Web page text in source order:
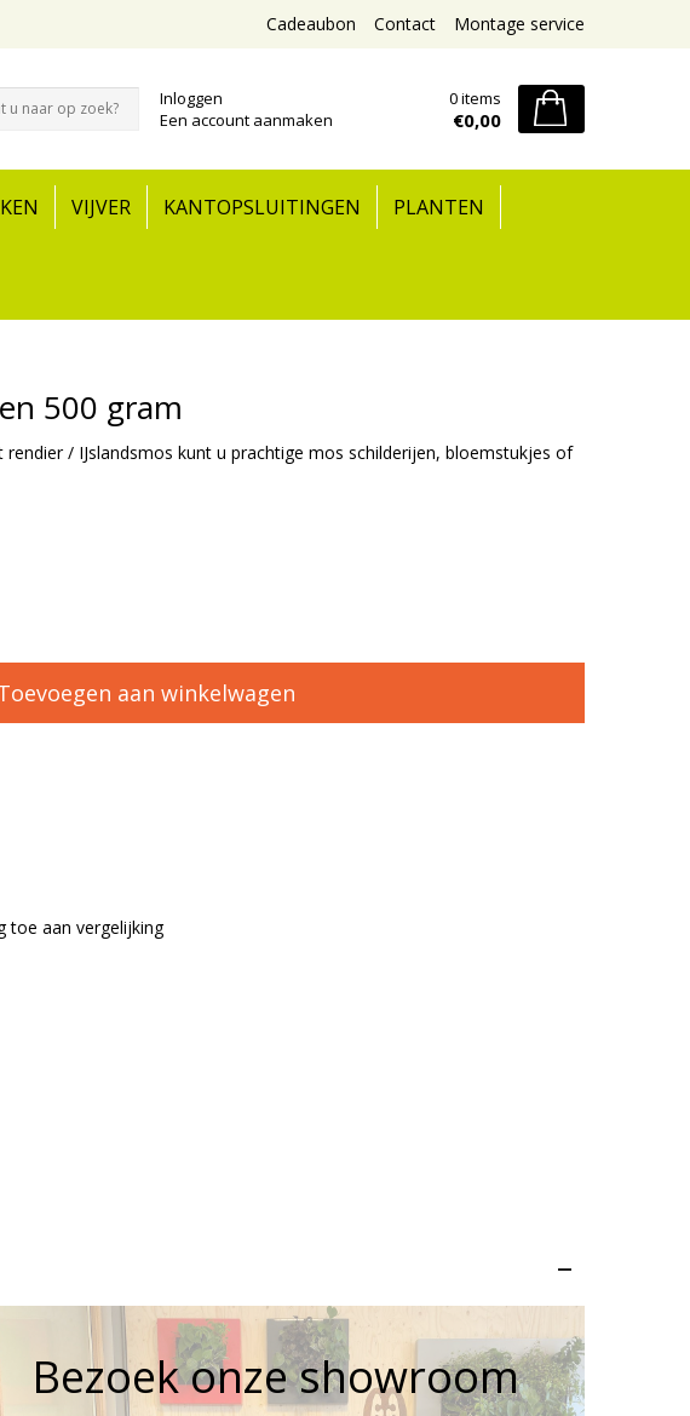
Montage service
Contact
Cadeaubon
Inloggen
Een account aanmaken
0 items
€0,00
VIJVER KANTOPSLUITINGEN PLANTEN
500 gram
/ IJslandsmos kunt u prachtige mos schilderijen, bloemstukjes of
aan winkelwagen
toe aan vergelijking
–
Bezoek onze showroom